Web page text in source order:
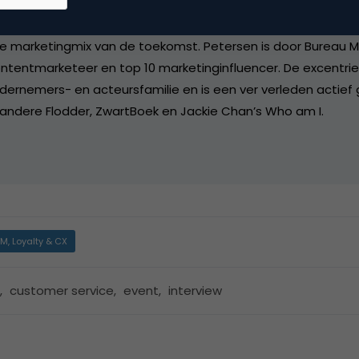
marketingmix van de toekomst. Petersen is door Bureau
en top 10 marketinginfluencer. De
en acteursfamilie en is een ver verleden actief
Flodder, ZwartBoek en Jackie Chan’s Who am I.
Loyalty & CX
, customer service, event, interview